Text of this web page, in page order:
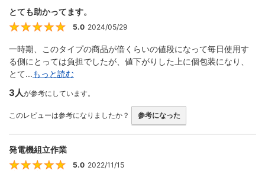
とても助かってます。
5
5.0 2024/05/29
一時期、このタイプの商品が倍くらいの値段になって毎日使用す
る側にとっては負担でしたが、値下がりした上に個包装になり、
とて...もっと読む
3人が参考にしています。
このレビューは参考になりましたか？ 参考になった
発電機組立作業
5.0 2022/11/15